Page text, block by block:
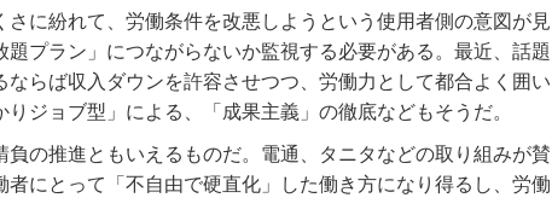
さに紛れて、労働条件を改悪しようという使用者側の意図が見
題プラン」につながらないか監視する必要がある。最近、話題
らば収入ダウンを許容させつつ、労働力として都合よく囲い
ジョブ型」による、「成果主義」の徹底などもそうだ。
の推進ともいえるものだ。電通、タニタなどの取り組みが賛
にとって「不自由で硬直化」した働き方になり得るし、労働